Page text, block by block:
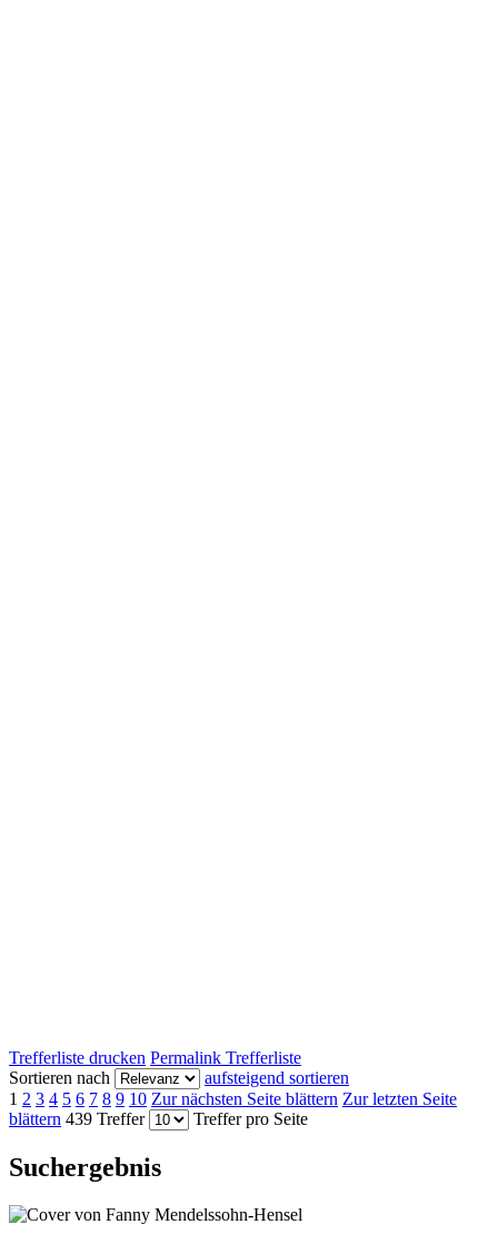
Trefferliste drucken Permalink Trefferliste
Sortieren nach
aufsteigend sortieren
1 2 3 4 5 6 7 8 9 10 Zur nächsten Seite blättern Zur letzten Seite
blättern 439 Treffer Treffer pro Seite
Suchergebnis